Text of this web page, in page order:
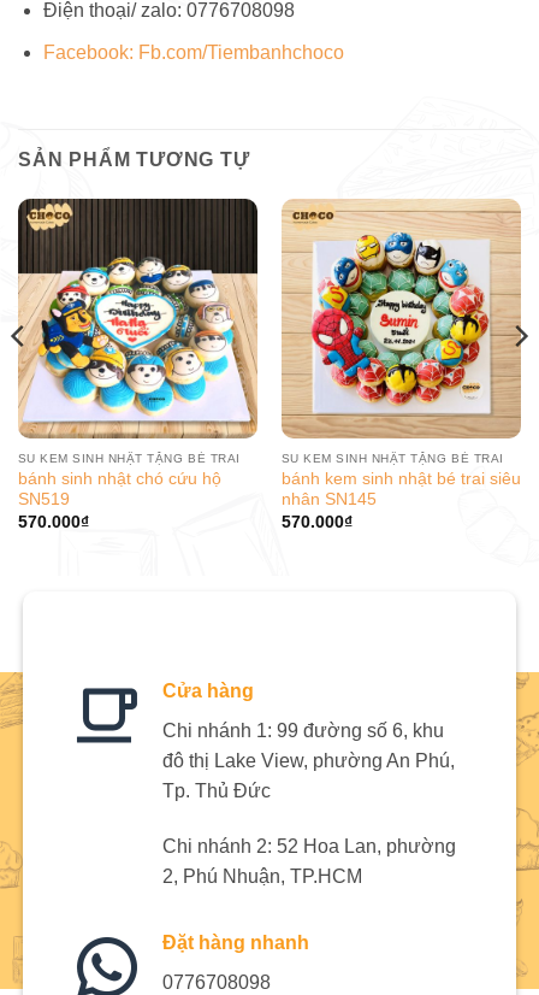
Điện thoại/ zalo: 0776708098
Facebook: Fb.com/Tiembanhchoco
SẢN PHẨM TƯƠNG TỰ
SU KEM SINH NHẬT TẶNG BÉ TRAI
bánh sinh nhật chó cứu hộ
SN519
570.000₫
SU KEM SINH NHẬT TẶNG BÉ TRAI
bánh kem sinh nhật bé trai siêu
nhân SN145
570.000₫
Cửa hàng
Chi nhánh 1: 99 đường số 6, khu
đô thị Lake View, phường An Phú,
Tp. Thủ Đức
Chi nhánh 2: 52 Hoa Lan, phường
2, Phú Nhuận, TP.HCM
Đặt hàng nhanh
0776708098